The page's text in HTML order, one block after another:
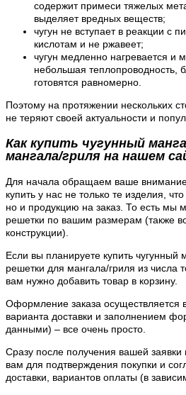
содержит примеси тяжелых
выделяет вредных веществ;
чугун не вступает в реакции с
кислотам и не ржавеет;
чугун медленно нагревается и
небольшая теплопроводность,
готовятся равномерно.
Поэтому на протяжении нескольких
не теряют своей актуальности и
Как купить чугунный
мангала/гриля на нашем
Для начала обращаем ваше
купить у нас не только те изделия,
но и продукцию на заказ. То есть мы
решетки по вашим размерам (также
конструкции).
Если вы планируете купить чугунный
решетки для мангала/гриля из числа
вам нужно добавить товар в корзину.
Оформление заказа осуществляется
варианта доставки и заполнением
данными) – все очень просто.
Сразу после получения вашей
вам для подтверждения покупки и
доставки, вариантов оплаты (в